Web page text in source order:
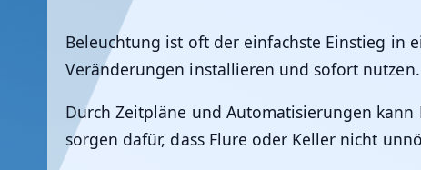
Beleuchtung ist oft der einfachste Einstieg in
Veränderungen installieren und sofort nutzen.
Durch Zeitpläne und Automatisierungen
sorgen dafür, dass Flure oder Keller nicht